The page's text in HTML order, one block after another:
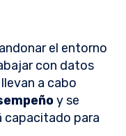
el entorno
con datos
a cabo
y se
capacitado para